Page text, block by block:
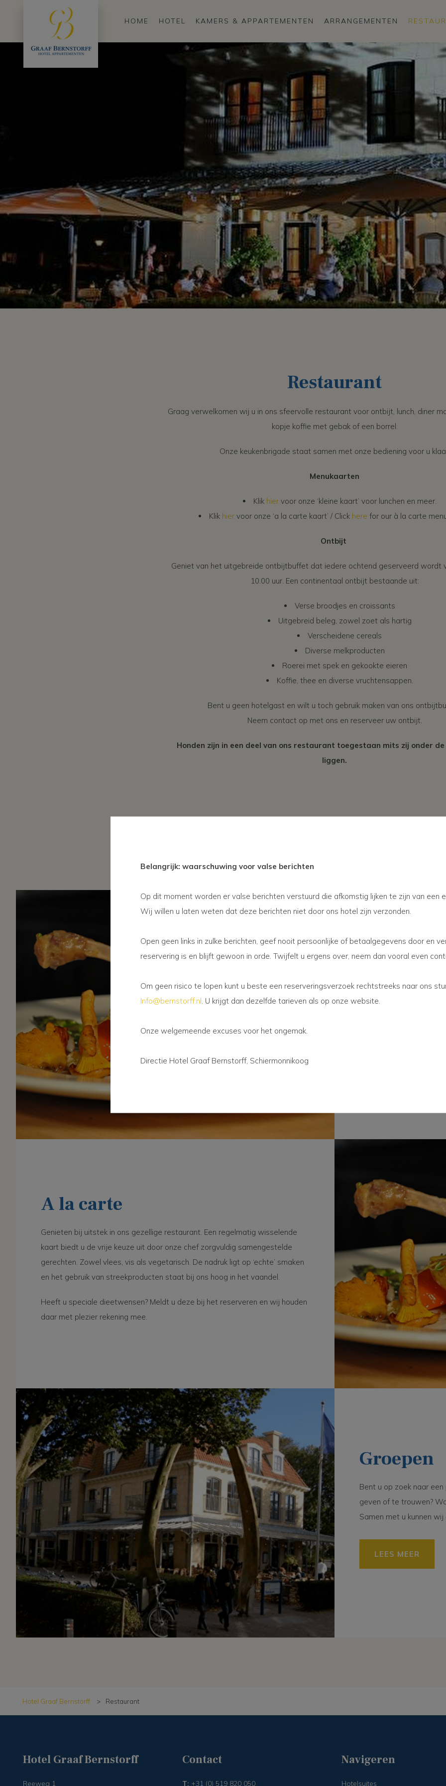
HOME HOTEL KAMERS & APPARTEMENTEN ARRANGEMENTEN
Restaurant
Graag verwelkomen wij u in ons sfeervolle restaurant voor ontbijt, lunch, diner
kopje koffie met gebak of een borrel.
Onze keukenbrigade staat samen met onze bediening voor u
Menukaarten
Klik hiervoor onze ‘kleine kaart’ voor lunchen en meer.
Klik hier voor onze ‘a la carte kaart’ / Click here for our à la carte
Ontbijt
Geniet van het uitgebreide ontbijtbuffet dat iedere ochtend geserveerd wordt
10.00 uur. Een continentaal ontbijt bestaande uit:
Verse broodjes en croissants
Uitgebreid beleg, zowel zoet als hartig
Verscheidene cereals
Diverse melkproducten
Roerei met spek en gekookte eieren
Koffie, thee en diverse vruchtensappen.
Bent u geen hotelgast en wilt u toch gebruik maken van ons
Neem contact op met ons en reserveer uw ontbijt.
Honden zijn in een deel van ons restaurant toegestaan mits zij onder
liggen.
Waar is het beter
dan te genieten van
heerlijke vlees of
een lekker drankje daarbij.
Het terras is optimaal
zon, zelfs tot in de late
voldoende parasols om
Wordt het echt te koud
A la carte
Genieten bij uitstek in ons gezellige restaurant. Een regelmatig wisselende
kaart biedt u de vrije keuze uit door onze chef zorgvuldig samengestelde
gerechten. Zowel vlees, vis als vegetarisch. De nadruk ligt op ‘echte’ smaken
en het gebruik van streekproducten staat bij ons hoog in het vaandel.
Heeft u speciale dieetwensen? Meldt u deze bij het reserveren en wij houden
daar met plezier rekening mee.
Groepen
Bent u op zoek naar
geven of te trouwen?
Samen met u kunnen
LEES MEER
Hotel Graaf Bernstorff > Restaurant
Hotel Graaf Bernstorff
Reeweg 1
Contact
T: +31 (0) 519 820 050
Navigeren
Hotelsuites
Belangrijk: waarschuwing voor valse berichten
Op dit moment worden er valse berichten verstuurd die afkomstig lijken te zijn van een
Wij willen u laten weten dat deze berichten niet door ons hotel zijn verzonden.
Open geen links in zulke berichten, geef nooit persoonlijke of betaalgegevens door en
reservering is en blijft gewoon in orde. Twijfelt u ergens over, neem dan vooral even
Om geen risico te lopen kunt u beste een reserveringsverzoek rechtstreeks naar ons
Info@bernstorff.nl . U krijgt dan dezelfde tarieven als op onze website.
Onze welgemeende excuses voor het ongemak.
Directie Hotel Graaf Bernstorff, Schiermonnikoog